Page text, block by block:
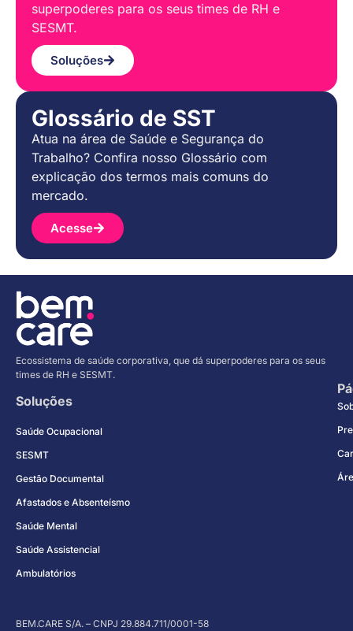
superpoderes para os seus times de RH e
SESMT.
Soluções
Glossário de SST
Atua na área de Saúde e Segurança do
Trabalho? Confira nosso Glossário com
explicação dos termos mais comuns do
mercado.
Acesse
Ecossistema de saúde corporativa, que dá superpoderes para os seus
times de RH e SESMT.
Soluções
Saúde Ocupacional
SESMT
Gestão Documental
Afastados e Absenteísmo
Saúde Mental
Saúde Assistencial
Ambulatórios
BEM.CARE S/A. – CNPJ 29.884.711/0001-58